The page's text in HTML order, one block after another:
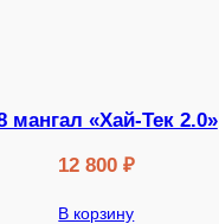
мангал «Хай-Тек 2.0»
12 800 ₽
В корзину